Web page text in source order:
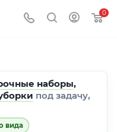
0
наборы,
под задачу,
вида